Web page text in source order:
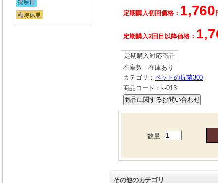
定期購入初回価格： 1,760
定期購入2回目以降価格：
定期購入対応商品
在庫数： 在庫あり
カテゴリ： ペットの抗菌300
商品コード： k-013
数量
その他のカテゴリ